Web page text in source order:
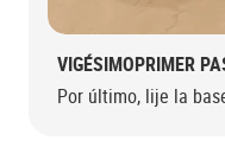
VIGÉSIMOPRIMER
Por último, lije la